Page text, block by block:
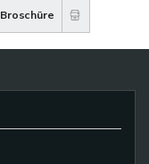
Broschüre